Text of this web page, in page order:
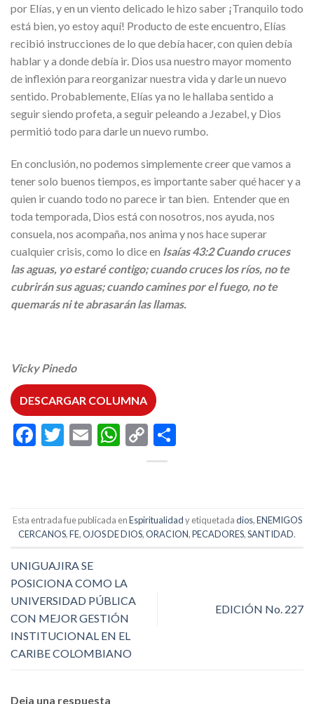
por Elías, y en un viento delicado le hizo saber ¡Tranquilo todo
está bien, yo estoy aquí! Producto de este encuentro, Elías
recibió instrucciones de lo que debía hacer, con quien debía
hablar y a donde debía ir. Dios usa nuestro mayor momento
de inflexión para reorganizar nuestra vida y darle un nuevo
sentido. Probablemente, Elías ya no le hallaba sentido a
seguir siendo profeta, a seguir peleando a Jezabel, y Dios
permitió todo para darle un nuevo rumbo.
En conclusión, no podemos simplemente creer que vamos a
tener solo buenos tiempos, es importante saber qué hacer y a
quien ir cuando todo no parece ir tan bien. Entender que en
toda temporada, Dios está con nosotros, nos ayuda, nos
consuela, nos acompaña, nos anima y nos hace superar
cualquier crisis, como lo dice en Isaías 43:2Cuando cruces
las aguas, yo estaré contigo; cuando cruces los ríos, no te
cubrirán sus aguas; cuando camines por el fuego, no te
quemarás ni te abrasarán las llamas.
Vicky Pinedo
DESCARGAR COLUMNA
Facebook
Twitter
EmailWhatsApp
Copy
Link
Esta entrada fue publicada enEspiritualidady etiquetadadios,ENEMIGOS
CERCANOS,FE,OJOS DE DIOS,ORACION,PECADORES,SANTIDAD.
UNIGUAJIRA SE
POSICIONA COMO LA
UNIVERSIDAD PÚBLICA
CON MEJOR GESTIÓN
INSTITUCIONAL EN EL
CARIBE COLOMBIANO
EDICIÓN No. 227
Deja una respuesta